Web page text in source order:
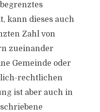
kann dieses auch
Zahl von
zueinander
Gemeinde oder
rechtlichen
ist aber auch in